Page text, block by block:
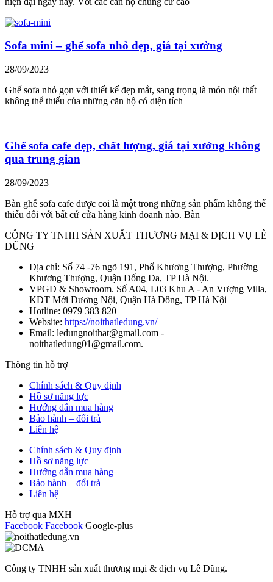
Sofa mini – ghế sofa nhỏ đẹp, giá tại xưởng
28/09/2023
Ghế sofa nhỏ gọn với thiết kế đẹp mắt, sang trọng là món nội thất
không thể thiếu của những căn hộ có diện tích
Ghế sofa cafe đẹp, chất lượng, giá tại xưởng không
qua trung gian
28/09/2023
Bàn ghế sofa cafe được coi là một trong những sản phẩm không thể
thiếu đối với bất cứ cửa hàng kinh doanh nào. Bàn
CÔNG TY TNHH SẢN XUẤT THƯƠNG MẠI & DỊCH VỤ LÊ
DŨNG
Địa chỉ: Số 74 -76 ngõ 191, Phố Khương Thượng, Phường
Khương Thượng, Quận Đống Đa, TP Hà Nội.
VPGD & Showroom. Số A04, L03 Khu A - An Vượng Villa,
KĐT Mới Dương Nội, Quận Hà Đông, TP Hà Nội
Hotline: 0979 383 820
Website: https://noithatledung.vn/
Email: ledungnoithat@gmail.com -
noithatledung01@gmail.com.
Thông tin hỗ trợ
Chính sách & Quy định
Hồ sơ năng lực
Hướng dẫn mua hàng
Bảo hành – đổi trả
Liên hệ
Chính sách & Quy định
Hồ sơ năng lực
Hướng dẫn mua hàng
Bảo hành – đổi trả
Liên hệ
Hỗ trợ qua MXH
Facebook Facebook Google-plus
Công ty TNHH sản xuất thương mại & dịch vụ Lê Dũng.